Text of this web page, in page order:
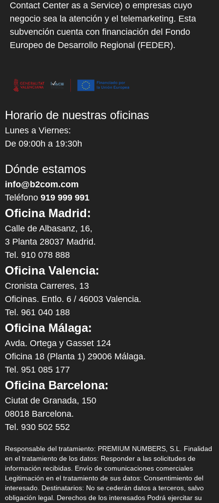
Contact Center as a Service) o empresas cuyo
negocio sea la atención y el telemarketing. Esta
subvención cuenta con financiación del Fondo
Europeo de Desarrollo Regional (FEDER).
Horario de nuestras oficinas
Lunes a Viernes:
De 09:00h a 19:30h
Dónde estamos
info@b2com.com
Teléfono 919 999 991
Oficina Madrid:
Calle de Albasanz, 16,
3 Planta 28037 Madrid.
Tel. 910 078 888
Oficina Valencia:
Cronista Carreres, 13
Oficinas. Entlo. 6 / 46003 Valencia.
Tel. 961 040 188
Oficina Málaga:
Avda. Ortega y Gasset 124
Oficina 18 (Planta 1) 29006 Málaga.
Tel. 951 085 177
Oficina Barcelona:
Ciutat de Granada, 150
08018 Barcelona.
Tel. 930 502 552
Responsable del tratamiento: PREMIUM NUMBERS, S.L. Finalidad
en el tratamiento de los datos: Responder a las solicitudes de
información recibidas. Envío de comunicaciones comerciales
Legitimación en el tratamiento de sus datos: Consentimiento del
interesado. Destinatarios: No se cederán datos a terceros, salvo
obligación legal. Derechos de los interesados Podrá ejercitar su